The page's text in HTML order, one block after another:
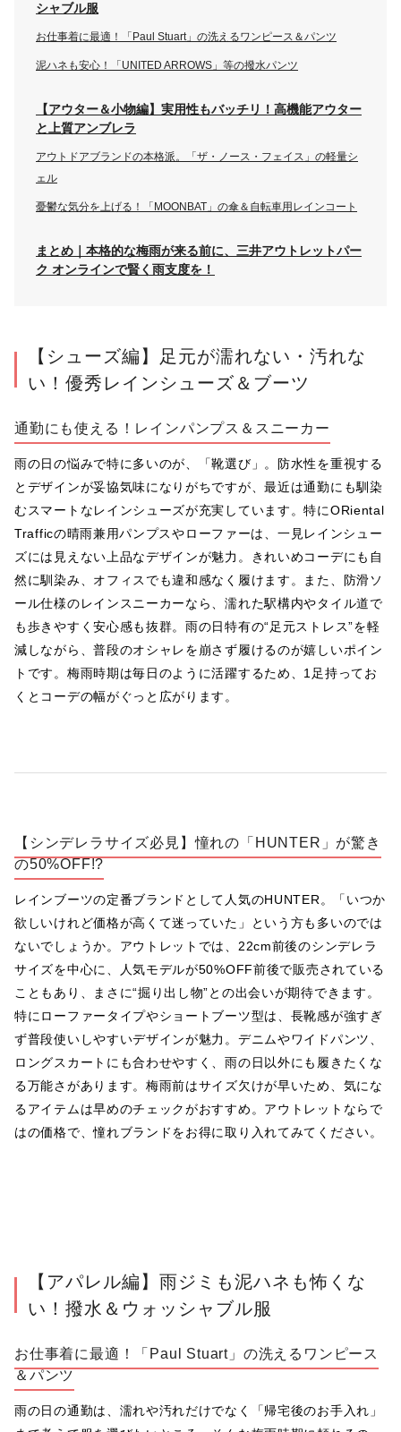
シャブル服
お仕事着に最適！「Paul Stuart」の洗えるワンピース＆パンツ
泥ハネも安心！「UNITED ARROWS」等の撥水パンツ
【アウター＆小物編】実用性もバッチリ！高機能アウター
と上質アンブレラ
アウトドアブランドの本格派。「ザ・ノース・フェイス」の軽量シ
ェル
憂鬱な気分を上げる！「MOONBAT」の傘＆自転車用レインコート
まとめ｜本格的な梅雨が来る前に、三井アウトレットパー
ク オンラインで賢く雨支度を！
【シューズ編】足元が濡れない・汚れな
い！優秀レインシューズ＆ブーツ
通勤にも使える！レインパンプス＆スニーカー
雨の日の悩みで特に多いのが、「靴選び」。防水性を重視する
とデザインが妥協気味になりがちですが、最近は通勤にも馴染
むスマートなレインシューズが充実しています。特にORiental
Trafficの晴雨兼用パンプスやローファーは、一見レインシュー
ズには見えない上品なデザインが魅力。きれいめコーデにも自
然に馴染み、オフィスでも違和感なく履けます。また、防滑ソ
ール仕様のレインスニーカーなら、濡れた駅構内やタイル道で
も歩きやすく安心感も抜群。雨の日特有の“足元ストレス”を軽
減しながら、普段のオシャレを崩さず履けるのが嬉しいポイン
トです。梅雨時期は毎日のように活躍するため、1足持ってお
くとコーデの幅がぐっと広がります。
【シンデレラサイズ必見】憧れの「HUNTER」が驚き
の50%OFF!?
レインブーツの定番ブランドとして人気のHUNTER。「いつか
欲しいけれど価格が高くて迷っていた」という方も多いのでは
ないでしょうか。アウトレットでは、22cm前後のシンデレラ
サイズを中心に、人気モデルが50%OFF前後で販売されている
こともあり、まさに“掘り出し物”との出会いが期待できます。
特にローファータイプやショートブーツ型は、長靴感が強すぎ
ず普段使いしやすいデザインが魅力。デニムやワイドパンツ、
ロングスカートにも合わせやすく、雨の日以外にも履きたくな
る万能さがあります。梅雨前はサイズ欠けが早いため、気にな
るアイテムは早めのチェックがおすすめ。アウトレットならで
はの価格で、憧れブランドをお得に取り入れてみてください。
【アパレル編】雨ジミも泥ハネも怖くな
い！撥水＆ウォッシャブル服
お仕事着に最適！「Paul Stuart」の洗えるワンピース
＆パンツ
雨の日の通勤は、濡れや汚れだけでなく「帰宅後のお手入れ」